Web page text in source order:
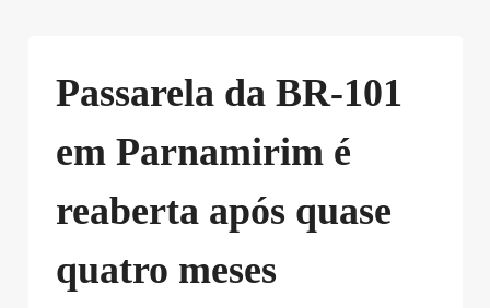
Passarela da BR-101
em Parnamirim é
reaberta após quase
quatro meses